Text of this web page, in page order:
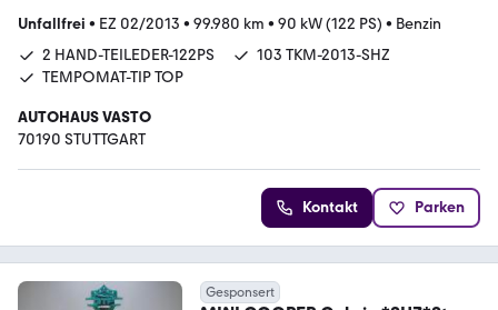
Unfallfrei • EZ 02/2013 • 99.980 km • 90 kW (122 PS) • Benzin
2 HAND-TEILEDER-122PS
103 TKM-2013-SHZ
TEMPOMAT-TIP TOP
AUTOHAUS VASTO
70190 STUTTGART
Kontakt Parken
Gesponsert